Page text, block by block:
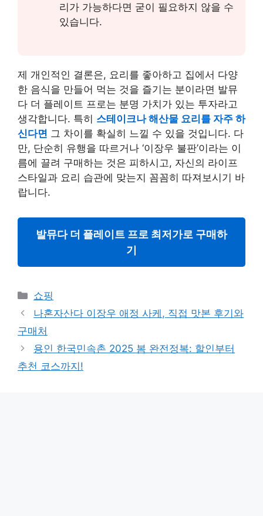
리가 가능하다면 굳이 필요하지 않을 수
있습니다.
제 개인적인 결론은, 요리를 좋아하고 집에서 다양
한 음식을 만들어 먹는 것을 즐기는 분이라면 발뮤
다 더 플레이트 프로는 분명 가치가 있는 투자라고
생각합니다. 특히 스테이크나 해산물 요리를 자주 하
신다면 그 차이를 확실히 느낄 수 있을 것입니다. 다
만, 단순히 유행을 따르거나 ‘이장우 불판’이라는 이
름에 끌려 구매하는 것은 피하시고, 자신의 라이프
스타일과 요리 습관에 맞는지 꼼꼼히 따져보시기 바
랍니다.
발뮤다 더 플레이트 프로 최저가로 구매하
기
카
테
리
쇼핑
나혼자산다 이장우 애정 사케, 직접 맛본 후기와
구매처
용인 한국민속촌 2025 봄 완전정복: 할인부터
추천 코스까지!